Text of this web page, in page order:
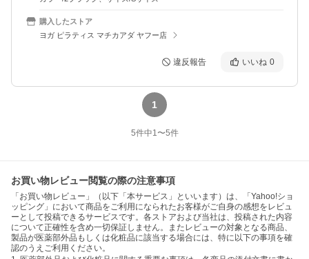
購入したストア
ヨガ ピラティス マチカアダ ヤフー店
違反報告 いいね 0
1
5件中1〜5件
お買い物レビュー閲覧の際の注意事項
「お買い物レビュー」（以下「本サービス」といいます）は、「Yahoo!ショ
ッピング」において商品をご利用になられたお客様がご自身の感想をレビュ
ーとして投稿できるサービスです。各ストアおよび当社は、投稿された内容
について正確性を含め一切保証しません。またレビューの対象となる商品、
製品が医薬部外品もしくは化粧品に該当する場合には、特に以下の事項を確
認のうえご利用ください。